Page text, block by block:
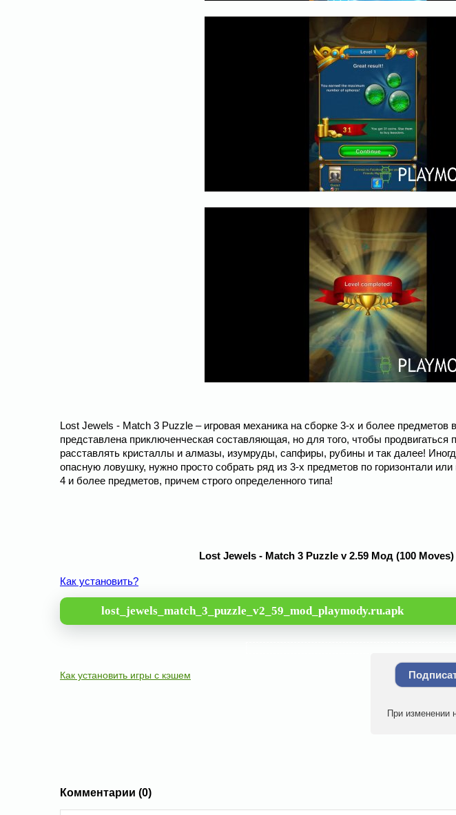
Lost Jewels - Match 3 Puzzle – игровая механика на сборке 3-х и более предметов
представлена приключенческая составляющая, но для того, чтобы продвигаться
расставлять кристаллы и алмазы, изумруды, сапфиры, рубины и так далее!
опасную ловушку, нужно просто собрать ряд из 3-х предметов по горизонтали или
4 и более предметов, причем строго определенного типа!
Lost Jewels - Match 3 Puzzle v 2.59 Мод (100
Как установить?
lost_jewels_match_3_puzzle_v2_59_mod_playmody.ru.apk
Как установить игры с кэшем
При изменении
Комментарии (0)